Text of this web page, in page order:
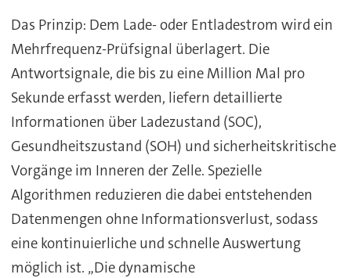
Das Prinzip: Dem Lade- oder Entladestrom wird ein
Mehrfrequenz-Prüfsignal überlagert. Die
Antwortsignale, die bis zu eine Million Mal pro
Sekunde erfasst werden, liefern detaillierte
Informationen über Ladezustand (SOC),
Gesundheitszustand (SOH) und sicherheitskritische
Vorgänge im Inneren der Zelle. Spezielle
Algorithmen reduzieren die dabei entstehenden
Datenmengen ohne Informationsverlust, sodass
eine kontinuierliche und schnelle Auswertung
möglich ist. „Die dynamische